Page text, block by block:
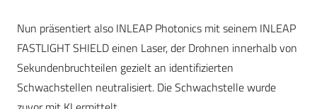
Nun präsentiert also INLEAP Photonics mit seinem INLEAP
FASTLIGHT SHIELD einen Laser, der Drohnen innerhalb von
Sekundenbruchteilen gezielt an identifizierten
Schwachstellen neutralisiert. Die Schwachstelle wurde